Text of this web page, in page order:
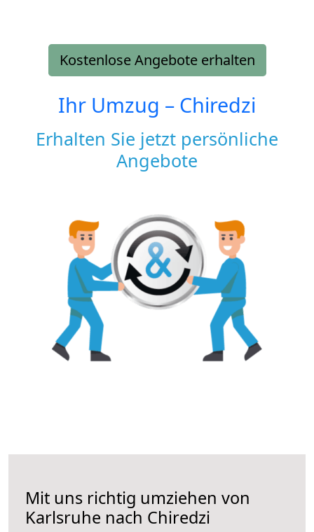
Kostenlose Angebote erhalten
Ihr Umzug – Chiredzi
Erhalten Sie jetzt persönliche
Angebote
Mit uns richtig umziehen von
Karlsruhe nach Chiredzi